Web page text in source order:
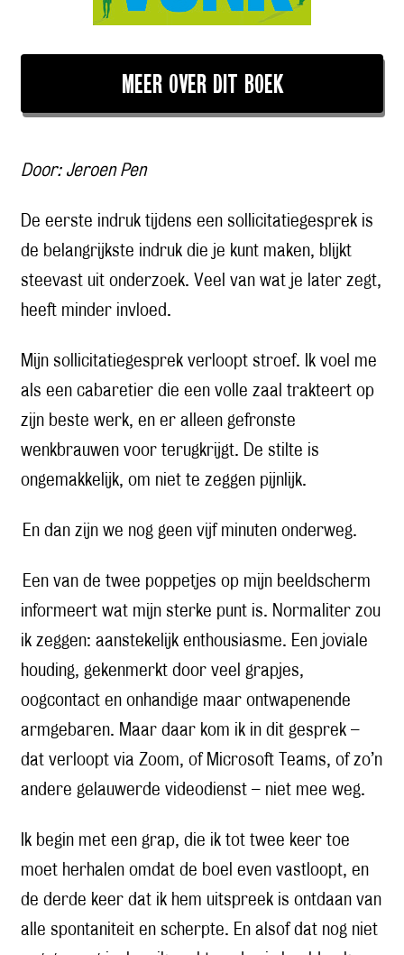
MEER OVER DIT BOEK
Door: Jeroen Pen
De eerste indruk tijdens een sollicitatiegesprek is
de belangrijkste indruk die je kunt maken, blijkt
steevast uit onderzoek. Veel van wat je later zegt,
heeft minder invloed.
Mijn sollicitatiegesprek verloopt stroef. Ik voel me
als een cabaretier die een volle zaal trakteert op
zijn beste werk, en er alleen gefronste
wenkbrauwen voor terugkrijgt. De stilte is
ongemakkelijk, om niet te zeggen pijnlijk.
En dan zijn we nog geen vijf minuten onderweg.
Een van de twee poppetjes op mijn beeldscherm
informeert wat mijn sterke punt is. Normaliter zou
ik zeggen: aanstekelijk enthousiasme. Een joviale
houding, gekenmerkt door veel grapjes,
oogcontact en onhandige maar ontwapenende
armgebaren. Maar daar kom ik in dit gesprek –
dat verloopt via Zoom, of Microsoft Teams, of zo’n
andere gelauwerde videodienst – niet mee weg.
Ik begin met een grap, die ik tot twee keer toe
moet herhalen omdat de boel even vastloopt, en
de derde keer dat ik hem uitspreek is ontdaan van
alle spontaniteit en scherpte. En alsof dat nog niet